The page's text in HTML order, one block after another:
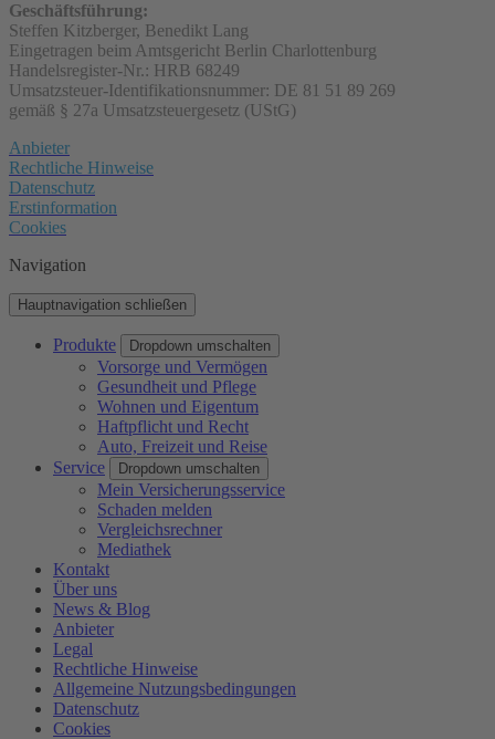
Geschäftsführung:
Steffen Kitzberger, Benedikt Lang
Eingetragen beim Amtsgericht Berlin Charlottenburg
Handelsregister-Nr.: HRB 68249
Umsatzsteuer-Identifikationsnummer: DE 81 51 89 269
gemäß § 27a Umsatzsteuergesetz (UStG)
Anbieter
Rechtliche Hinweise
Datenschutz
Erstinformation
Cookies
Navigation
Hauptnavigation schließen
Produkte Dropdown umschalten
Vorsorge und Vermögen
Gesundheit und Pflege
Wohnen und Eigentum
Haftpflicht und Recht
Auto, Freizeit und Reise
Service
Dropdown umschalten
Mein Versicherungsservice
Schaden melden
Vergleichsrechner
Mediathek
Kontakt
Über uns
News & Blog
Anbieter
Legal
Rechtliche Hinweise
Allgemeine Nutzungsbedingungen
Datenschutz
Cookies